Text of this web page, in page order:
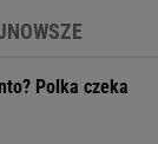
Polka czeka